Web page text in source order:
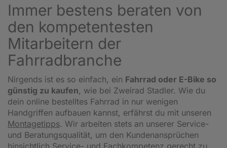
Immer bestens beraten von
den kompetentesten
Mitarbeitern der
Fahrradbranche
Nirgends ist es so einfach, ein Fahrrad oder E-Bike so
günstig zu kaufen, wie bei Zweirad Stadler. Wie du
dein online bestelltes Fahrrad in nur wenigen
Handgriffen aufbauen kannst, erfährst du mit unseren
Montagetipps. Wir arbeiten stets an unserer Service-
und Beratungsqualität, um den Kundenansprüchen
hinsichtlich Service- und Fachkompetenz gerecht zu